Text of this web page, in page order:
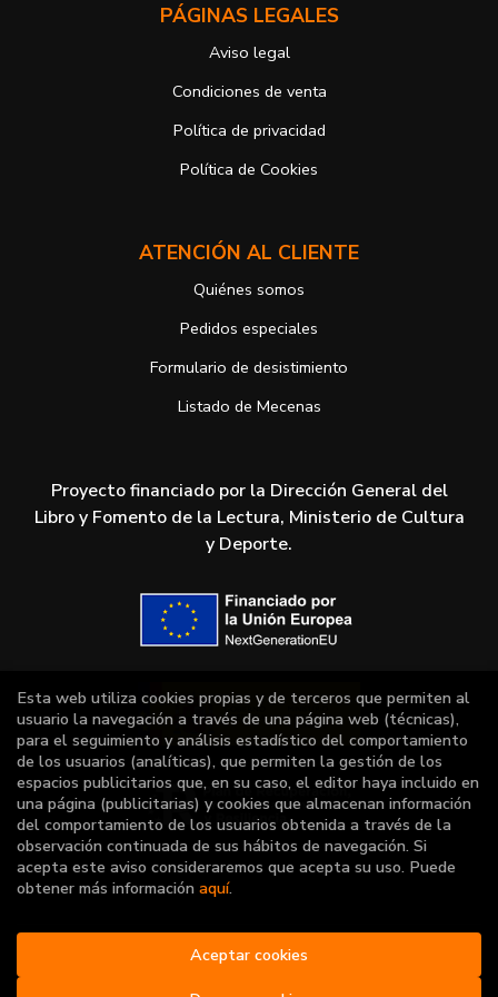
electrónico o de correo postal, ambos con la fotocopia del DNI del
Responsable del tratamiento: Antonio José Alcolea Navarro
Dirección postal: Avenida Giorgeta 22, Bajo
Si desea ampliar información sobre la política de privacidad de
nuestra empresa, puede hacerlo en el siguiente enlace:
PÁGINAS LEGALES
Aviso legal
Condiciones de venta
Política de privacidad
Política de Cookies
ATENCIÓN AL CLIENTE
Quiénes somos
Pedidos especiales
Formulario de desistimiento
Listado de Mecenas
Proyecto financiado por la Dirección General del
Libro y Fomento de la Lectura, Ministerio de Cultura
y Deporte.
Vuelo de palabras. Todos los Derechos
Esta web utiliza cookies propias y de terceros que permiten al
usuario la navegación a través de una página web (técnicas),
para el seguimiento y análisis estadístico del comportamiento
de los usuarios (analíticas), que permiten la gestión de los
espacios publicitarios que, en su caso, el editor haya incluido en
una página (publicitarias) y cookies que almacenan información
del comportamiento de los usuarios obtenida a través de la
observación continuada de sus hábitos de navegación. Si
acepta este aviso consideraremos que acepta su uso. Puede
obtener más información aquí.
Aceptar cookies